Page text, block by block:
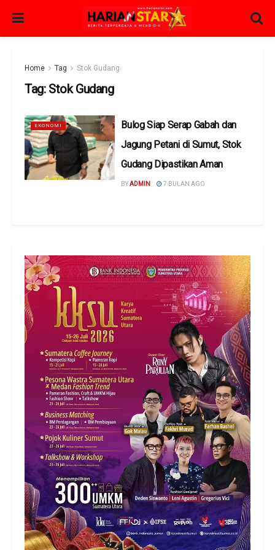
Home Tag Stok Gudang
Tag: Stok Gudang
EKONOMI
Bulog Siap Serap Gabah dan
Jagung Petani di Sumut, Stok
Gudang Dipastikan Aman
BYADMIN 7 BULAN AGO